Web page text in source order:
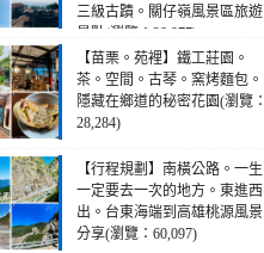
三級古蹟。關仔嶺風景區旅遊
景點(瀏覽：28,977)
【苗栗。苑裡】鐵工莊園。
茶。空間。古琴。窯烤麵包。
隱藏在鄉道的秘密花園(瀏覽：
28,284)
【行程規劃】南橫公路。一生
一定要去一次的地方。東進西
出。台東海端到高雄桃源風景
分享(瀏覽：60,097)